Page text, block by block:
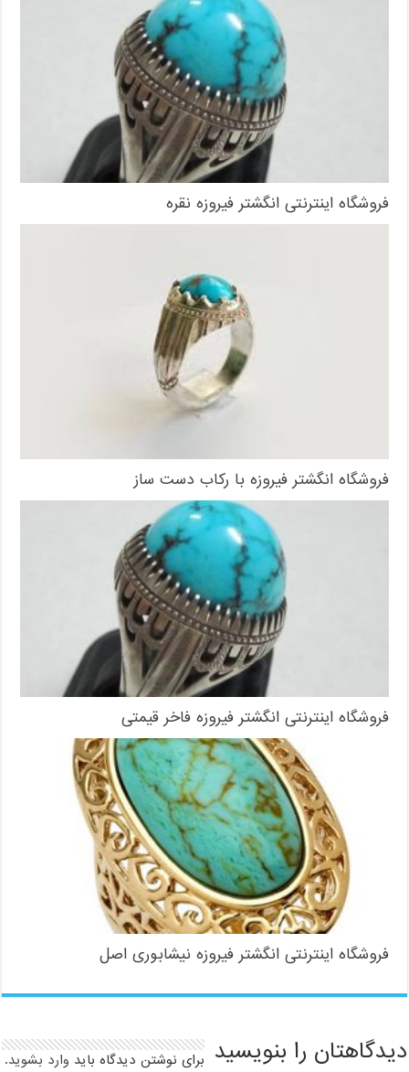
فروشگاه اینترنتی انگشتر فیروزه نقره
فروشگاه انگشتر فیروزه با رکاب دست ساز
فروشگاه اینترنتی انگشتر فیروزه فاخر قیمتی
فروشگاه اینترنتی انگشتر فیروزه نیشابوری اصل
دیدگاهتان را بنویسید برای نوشتن دیدگاه باید وارد بشوید.